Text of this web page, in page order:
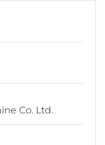
Co. Ltd.